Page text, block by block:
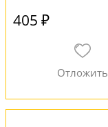
405 ₽